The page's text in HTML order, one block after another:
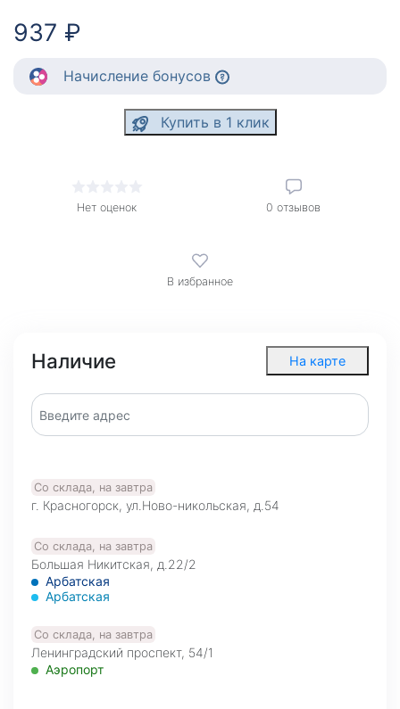
937 ₽
Начисление бонусов
Купить в 1 клик
Нет оценок 0 отзывов
В избранное
Наличие На карте
Со склада, на завтра
г. Красногорск, ул.Ново-никольская, д.54
Со склада, на завтра
Большая Никитская, д.22/2
Арбатская
Арбатская
Со склада, на завтра
Ленинградский проспект, 54/1
Аэропорт